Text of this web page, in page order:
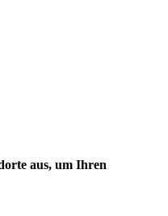
aus, um Ihren